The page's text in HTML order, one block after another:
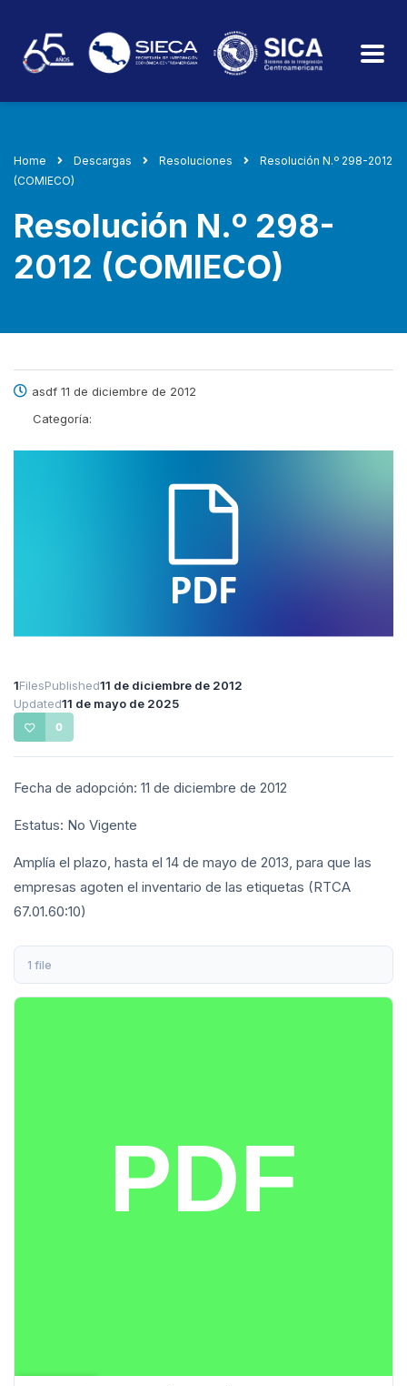
Home Descargas Resoluciones
Resolución N.º 298-2012
(COMIECO)
Resolución N.º 298-
2012 (COMIECO)
asdf 11 de diciembre de 2012
Categoría:
1FilesPublished11 de diciembre de 2012
Updated11 de mayo de 2025
0
Fecha de adopción: 11 de diciembre de 2012
Estatus: No Vigente
Amplía el plazo, hasta el 14 de mayo de 2013, para que las
empresas agoten el inventario de las etiquetas (RTCA
67.01.60:10)
1 file